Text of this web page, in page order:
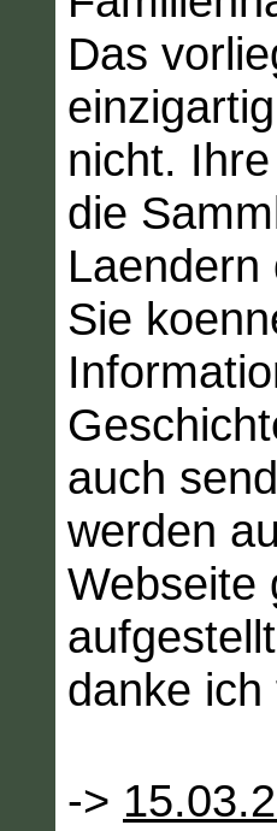
Das
nicht.
die
Laendern
Sie
auch
werden
Webseite
danke
->